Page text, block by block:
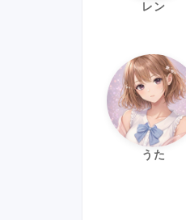
レン
うた